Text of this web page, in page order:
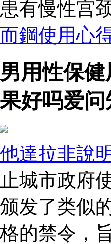
患有慢性宫
而鋼使用心
男用性保
果好吗爱
他達拉非說
止城市政府
颁发了类似
格的禁令，